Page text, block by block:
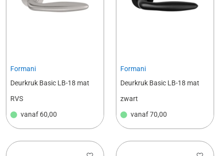
Formani
Deurkruk Basic LB-18 mat
RVS
vanaf 60,00
Formani
Deurkruk Basic LB-18 mat
zwart
vanaf70,00